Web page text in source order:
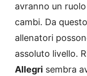
avranno un
cambi. Da
allenatori
assoluto livello.
Allegri sembra